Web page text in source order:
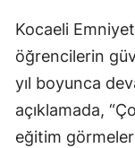
Kocaeli
öğrencilerin
yıl boyunca
açıklamada,
eğitim